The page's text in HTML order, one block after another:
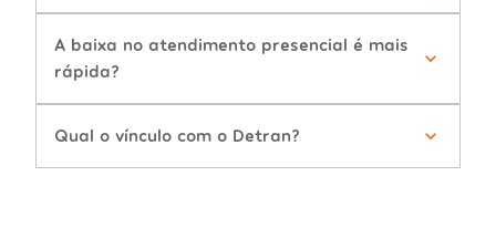
A baixa no atendimento presencial é mais
rápida?
Qual o vínculo com o Detran?